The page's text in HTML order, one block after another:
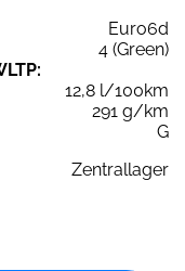
Euro6d
4 (Green)
12,8 l/100km
291 g/km
G
Zentrallager